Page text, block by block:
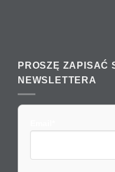
PROSZĘ ZAPISAĆ
NEWSLETTERA